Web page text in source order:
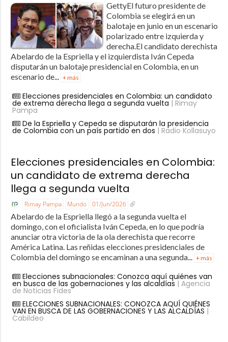
GettyEl futuro presidente de
Colombia se elegirá en un
balotaje en junio en un escenario
polarizado entre izquierda y
derecha.El candidato derechista
Abelardo de la Espriella y el izquierdista Iván Cepeda
disputarán un balotaje presidencial en Colombia, en un
escenario de... + más
Elecciones presidenciales en Colombia: un candidato
de extrema derecha llega a segunda vuelta | Rimay
Pampa
De la Espriella y Cepeda se disputarán la presidencia
de Colombia con un país partido en dos | Radio Kollasuyo
Elecciones presidenciales en Colombia:
un candidato de extrema derecha
llega a segunda vuelta
Rimay Pampa Mundo 01/Jun/2026
Abelardo de la Espriella llegó a la segunda vuelta el
domingo, con el oficialista Iván Cepeda, en lo que podría
anunciar otra victoria de la ola derechista que recorre
América Latina. Las reñidas elecciones presidenciales de
Colombia del domingo se encaminan a una segunda... + más
Elecciones subnacionales: Conozca aquí quiénes van
en busca de las gobernaciones y las alcaldías | Agencia
de Noticias Fides
ELECCIONES SUBNACIONALES: CONOZCA AQUÍ QUIÉNES
VAN EN BUSCA DE LAS GOBERNACIONES Y LAS ALCALDÍAS |
Cabildeo